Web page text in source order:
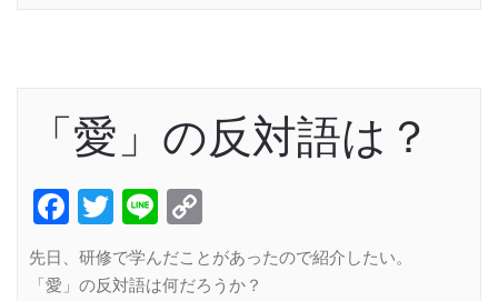
「愛」の反対語は？
Facebook
Twitter
Line
Link
先日、研修で学んだことがあったので紹介したい。
「愛」の反対語は何だろうか？